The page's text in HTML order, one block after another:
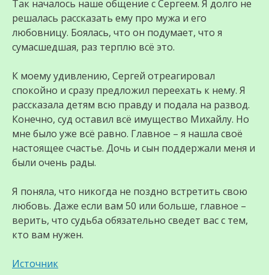
Так началось наше общение с Сергеем. Я долго не
решалась рассказать ему про мужа и его
любовницу. Боялась, что он подумает, что я
сумасшедшая, раз терплю всё это.
К моему удивлению, Сергей отреагировал
спокойно и сразу предложил переехать к нему. Я
рассказала детям всю правду и подала на развод.
Конечно, суд оставил всё имущество Михайлу. Но
мне было уже всё равно. Главное – я нашла своё
настоящее счастье. Дочь и сын поддержали меня и
были очень рады.
Я поняла, что никогда не поздно встретить свою
любовь. Даже если вам 50 или больше, главное –
верить, что судьба обязательно сведет вас с тем,
кто вам нужен.
Источник